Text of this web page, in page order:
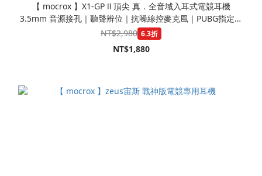
【 mocrox 】X1-GP Ⅱ 頂尖 真．全音域入耳式電競耳機
3.5mm 音源接孔｜聽聲辨位｜抗噪線控麥克風｜PUBG指定比
賽款
NT$2,980 6.3折
NT$1,880